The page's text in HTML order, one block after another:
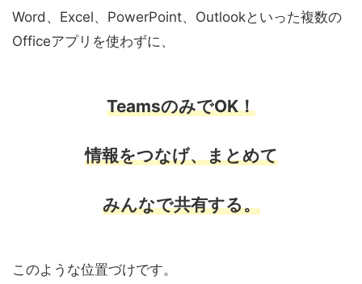
Word、Excel、PowerPoint、Outlookといった複数の
Officeアプリを使わずに、
TeamsのみでOK！
情報をつなげ、まとめて
みんなで共有する。
このような位置づけです。